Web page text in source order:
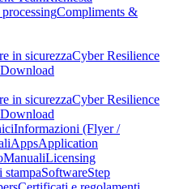
Compliments &
in sicurezzaCyber Resilience
Download
in sicurezzaCyber Resilience
Download
Informazioni (Flyer /
AppsApplication
ManualiLicensing
stampaSoftwareStep